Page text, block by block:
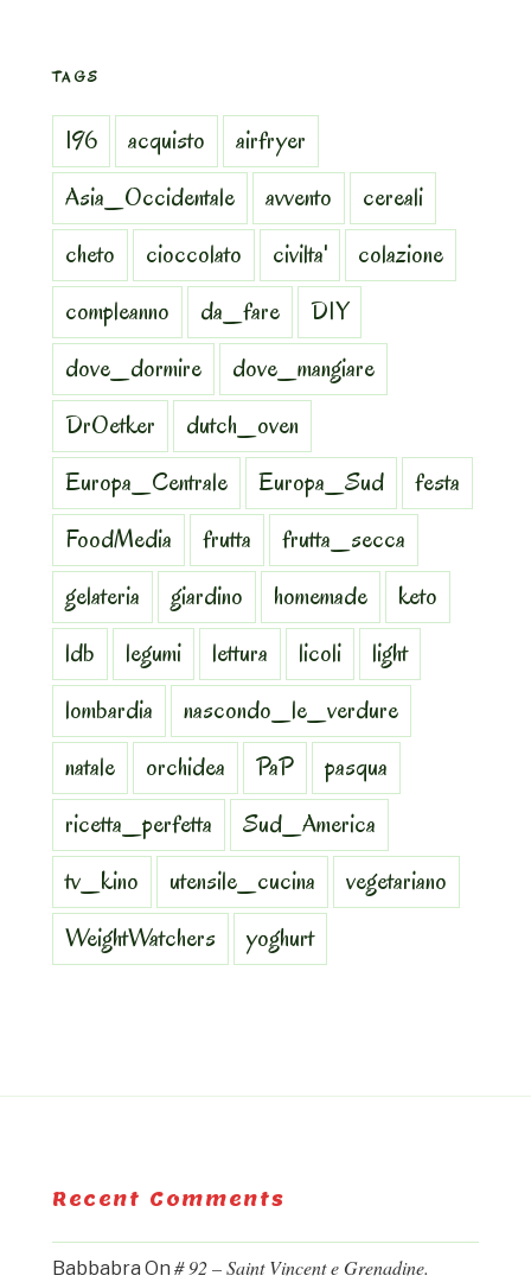
TAGS
196 acquisto
airfryer
Asia_Occidentale
avvento
cereali
cheto
cioccolato civilta'
colazione
compleanno
da_fare
DIY
dove_dormire
dove_mangiare
DrOetker
dutch_oven
Europa_Centrale
Europa_Sud
festa
FoodMedia
frutta
frutta_secca
gelateria
giardino homemade
keto
ldb
legumi lettura licoli
light
lombardia
nascondo_le_verdure
natale
orchidea PaP
pasqua
ricetta_perfetta
Sud_America
tv_kino
utensile_cucina
vegetariano
WeightWatchers
yoghurt
Recent Comments
Babbabra On # 92 – Saint Vincent e Grenadine.